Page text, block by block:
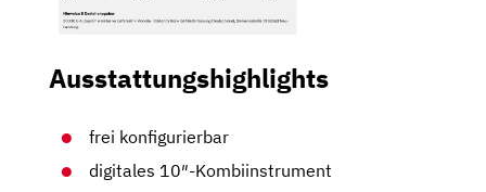
Ausstattungshighlights
frei konfigurierbar
digitales 10″-Kombiinstrument